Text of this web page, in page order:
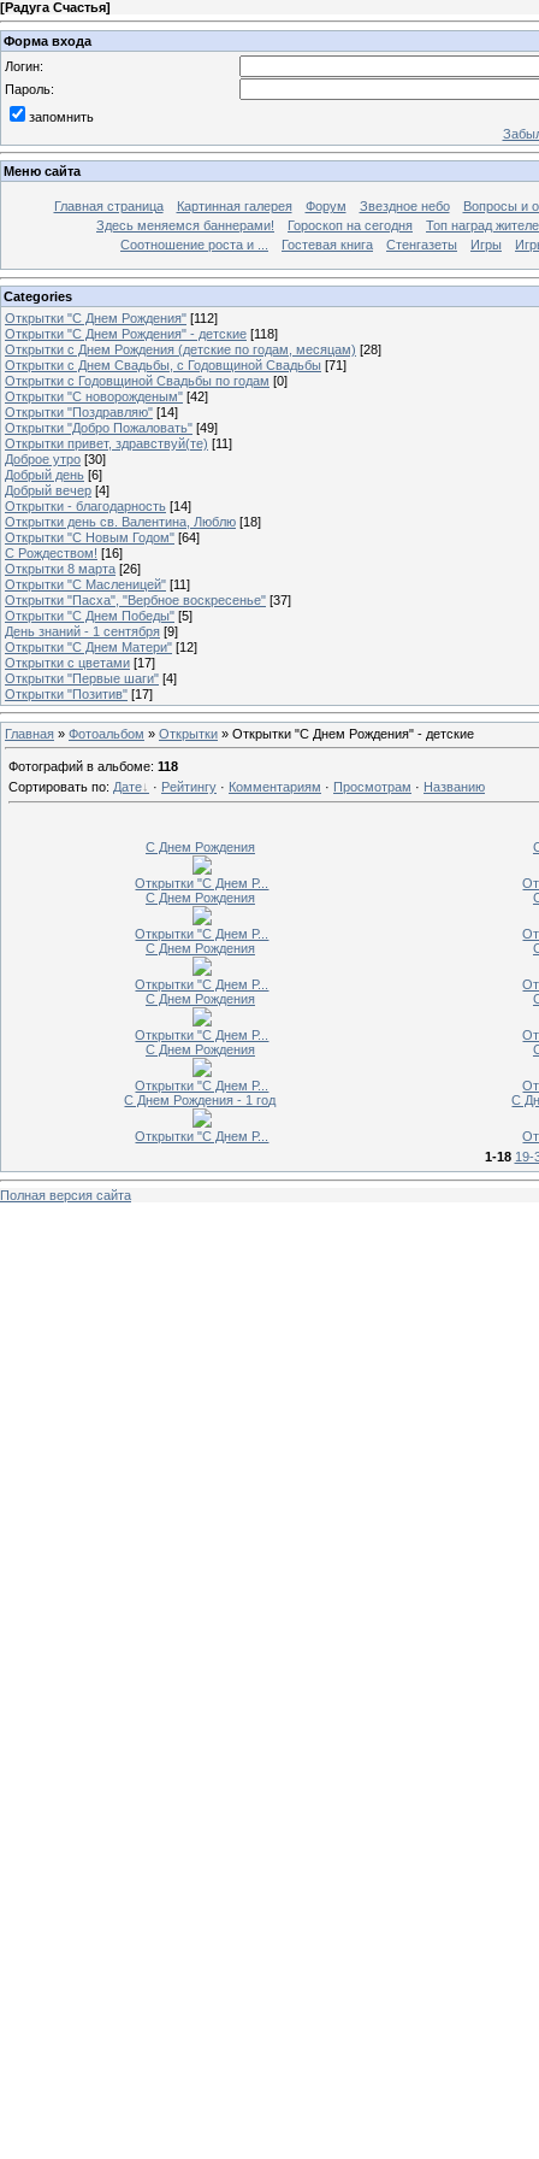
[Радуга Счастья]
Форма входа
Логин:
Пароль:
запомнить
Меню сайта
Главная страница Картинная галерея Форум Звездное небо
Вопросы и
Здесь меняемся баннерами!
Гороскоп на сегодня
Топ наград
Соотношение роста и ...
Гостевая книга Стенгазеты Игры
Categories
Открытки "С Днем Рождения" [112]
Открытки "С Днем Рождения" - детские [118]
Открытки с Днем Рождения (детские по годам, месяцам) [28]
Открытки с Днем Свадьбы, с Годовщиной Свадьбы [71]
Открытки с Годовщиной Свадьбы по годам [0]
Открытки "C новорожденым" [42]
Открытки "Поздравляю" [14]
Открытки "Добро Пожаловать" [49]
Открытки привет, здравствуй(те) [11]
Доброе утро [30]
Добрый день [6]
Добрый вечер [4]
Открытки - благодарность [14]
Открытки день св. Валентина, Люблю [18]
Открытки "С Новым Годом" [64]
С Рождеством! [16]
Открытки 8 марта [26]
Открытки "С Масленицей" [11]
Открытки "Пасха", "Вербное воскресенье" [37]
Открытки "С Днем Победы" [5]
День знаний - 1 сентября [9]
Открытки "C Днем Матери" [12]
Открытки с цветами [17]
Открытки "Первые шаги" [4]
Открытки "Позитив" [17]
Главная » Фотоальбом » Открытки » Открытки "С Днем Рождения" - детские
Фотографий в альбоме: 118
Сортировать по: Дате · Рейтингу · Комментариям · Просмотрам · Названию
С Днем Рождения
Открытки "С Днем Р...
С Днем Рождения
Открытки "С Днем Р...
С Днем Рождения
Открытки "С Днем Р...
С Днем Рождения
Открытки "С Днем Р...
С Днем Рождения
Открытки "С Днем Р...
С Днем Рождения - 1 год
Открытки "С Днем Р...
С
1-18 19-
Полная версия сайта